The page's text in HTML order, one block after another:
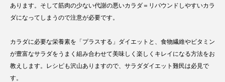
あります。そして筋肉の少ない代謝の悪いカラダ＝リバウンドしやすいカラ
ダになってしまうので注意が必要です。
カラダに必要な栄養素を「プラスする」ダイエットと、食物繊維やビタミン
が豊富なサラダをうまく組み合わせて美味しく楽しくキレイになる方法をお
教えします。レシピも沢山ありますので、サラダダイエット難民は必見で
す。